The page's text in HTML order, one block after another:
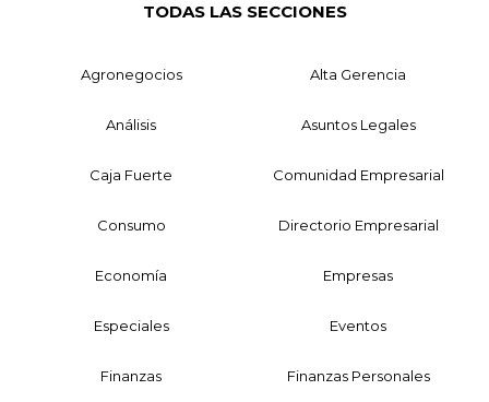
TODAS LAS SECCIONES
Agronegocios Alta Gerencia
Análisis Asuntos Legales
Caja Fuerte Comunidad Empresarial
Consumo Directorio Empresarial
Economía Empresas
Especiales Eventos
Finanzas Finanzas Personales